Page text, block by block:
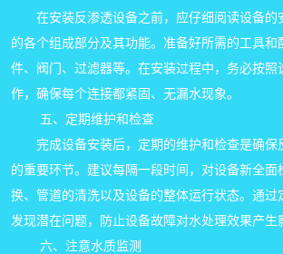
在安装反渗透设备之前，应仔细阅读设备的
的各个组成部分及其功能。准备好所需的工具和
件、阀门、过滤器等。在安装过程中，务必按照
作，确保每个连接都紧固、无漏水现象。
五、定期维护和检查
完成设备安装后，定期的维护和检查是确保
的重要环节。建议每隔一段时间，对设备新全面
换、管道的清洗以及设备的整体运行状态。通过
发现潜在问题，防止设备故障对水处理效果产生
六、注意水质监测